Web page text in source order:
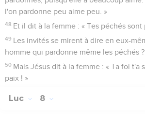
l'on pardonne peu aime peu. »
48 Et il dit à la femme : « Tes péchés sont
49 Les invités se mirent à dire en eux-
homme qui pardonne même les péchés ?
50 Mais Jésus dit à la femme : « Ta foi t'a
paix ! »
Luc 8